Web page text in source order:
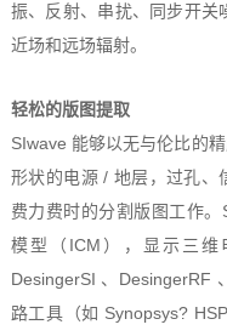
振、反射、串扰、同步开关
近场和远场辐射。
轻松的版图提取
SIwave 能够以无与伦比的
形状的电源 / 地层，过孔、
费力费时的分割版图工作
模型（ICM），显示三
DesingerSI 、DesingerRF
路工具（如 Synopsys?